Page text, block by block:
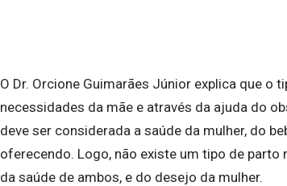
O Dr. Orcione Guimarães Júnior explica que
necessidades da mãe e através da ajuda do
deve ser considerada a saúde da mulher, do
oferecendo. Logo, não existe um tipo de
da saúde de ambos, e do desejo da mulher.